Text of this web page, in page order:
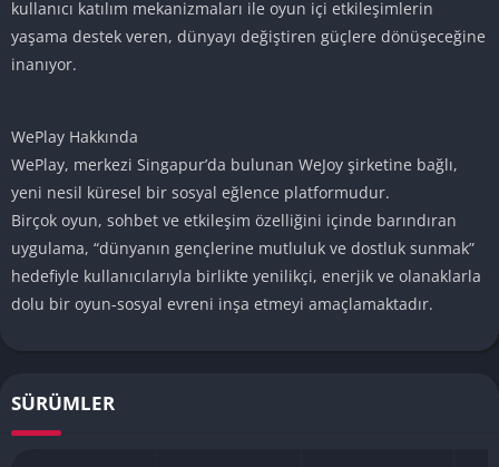
kullanıcı katılım mekanizmaları ile oyun içi etkileşimlerin
yaşama destek veren, dünyayı değiştiren güçlere dönüşeceğine
inanıyor.
WePlay Hakkında
WePlay, merkezi Singapur’da bulunan WeJoy şirketine bağlı,
yeni nesil küresel bir sosyal eğlence platformudur.
Birçok oyun, sohbet ve etkileşim özelliğini içinde barındıran
uygulama, “dünyanın gençlerine mutluluk ve dostluk sunmak”
hedefiyle kullanıcılarıyla birlikte yenilikçi, enerjik ve olanaklarla
dolu bir oyun-sosyal evreni inşa etmeyi amaçlamaktadır.
SÜRÜMLER